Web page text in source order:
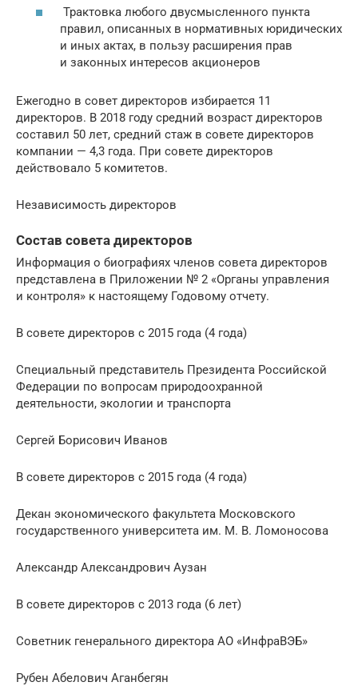
Трактовка любого двусмысленного пункта
правил, описанных в нормативных юридических
и иных актах, в пользу расширения прав
и законных интересов акционеров
Ежегодно в совет директоров избирается 11
директоров. В 2018 году средний возраст директоров
составил 50 лет, средний стаж в совете директоров
компании — 4,3 года. При совете директоров
действовало 5 комитетов.
Независимость директоров
Состав совета директоров
Информация о биографиях членов совета директоров
представлена в Приложении № 2 «Органы управления
и контроля» к настоящему Годовому отчету.
В совете директоров с 2015 года (4 года)
Специальный представитель Президента Российской
Федерации по вопросам природоохранной
деятельности, экологии и транспорта
Сергей Борисович Иванов
В совете директоров с 2015 года (4 года)
Декан экономического факультета Московского
государственного университета им. М. В. Ломоносова
Александр Александрович Аузан
В совете директоров с 2013 года (6 лет)
Советник генерального директора АО «ИнфраВЭБ»
Рубен Абелович Аганбегян